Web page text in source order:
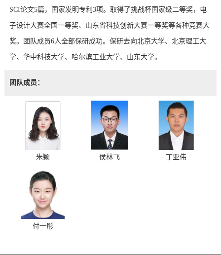
SCI论文5篇，国家发明专利3项。取得了挑战杯国家级二等奖，电
子设计大赛全国一等奖、山东省科技创新大赛一等奖等各种竞赛大
奖。团队成员6人全部保研成功。保研去向北京大学、北京理工大
学、华中科技大学、哈尔滨工业大学、山东大学。
团队成员：
朱颖 侯林飞 丁亚伟
付一彤